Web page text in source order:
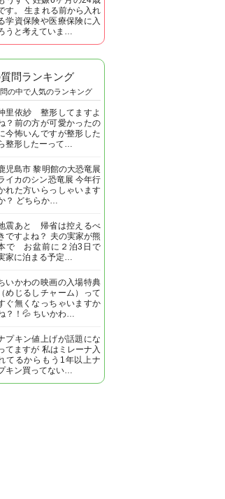
す。 生まれる前から入れ
学資保険や医療保険に入
うと考えていま…
問ランキング
の中で人気のランキング
里依紗 整形してますよ
？前の方が可愛かったの
今怖いんですが整形した
整形したーって…
児島市 黎明館の大恐竜展
イカのシン恐竜展 今年行
れた方いらっしゃいます
？ どちらか…
震あと 帰省は控えるべ
ですよね？ 夫の実家が熊
で お盆前に２泊3日で
家に泊まる予定…
いかわの映画の入場特典
（めじるしチャーム）って
ぐ無くなっちゃいますか
？！💦 ちいかわ…
プキン値上げが話題にな
てますが 私はミレーナ入
てるからもう1年以上ナ
キン買ってない…